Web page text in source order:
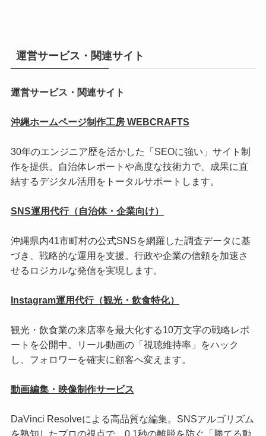
運営サービス・関連サイト
運営サービス・関連サイト
沖縄ホームページ制作工房 WEBCRAFTS
30年のエンジニア歴を活かした「SEOに強い」サイト制
作を提供。自治体レポートや高度な技術力で、成果に直
結するデジタル活用をトータルサポートします。
SNS運用代行（自治体・企業向け）
沖縄県内41市町村の公式SNSを網羅した調査データに基
づき、戦略的な運用を支援。行政や企業の信頼を加速さ
せるロジカルな発信を実現します。
Instagram運用代行（観光・飲食特化）
観光・飲食業の来店率を最大化する10万文字の戦略レポ
ートを公開中。リール動画の「視聴維持率」をハック
し、フォロワーを確実に顧客へ変えます。
動画編集・映像制作サービス
DaVinci Resolveによる高品質な編集。SNSアルゴリズム
を熟知したプロの視点で、0.1秒の離脱を防ぐ「勝てる動